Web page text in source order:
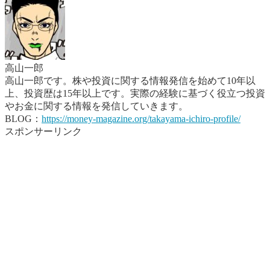
高山一郎
高山一郎です。株や投資に関する情報発信を始めて10年以
上、投資歴は15年以上です。実際の経験に基づく役立つ投資
やお金に関する情報を発信していきます。
BLOG： https://money-magazine.org/takayama-ichiro-profile/
スポンサーリンク